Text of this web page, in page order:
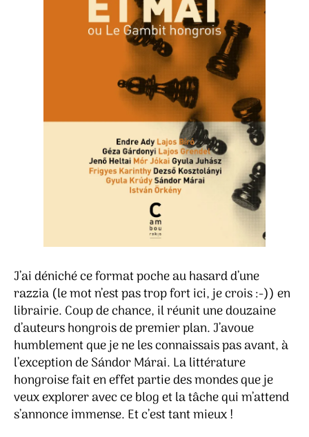
J’ai déniché ce format poche au hasard d’une
razzia (le mot n’est pas trop fort ici, je crois :-)) en
librairie. Coup de chance, il réunit une douzaine
d’auteurs hongrois de premier plan. J’avoue
humblement que je ne les connaissais pas avant, à
l’exception de Sándor Márai. La littérature
hongroise fait en effet partie des mondes que je
veux explorer avec ce blog et la tâche qui m’attend
s’annonce immense. Et c’est tant mieux !